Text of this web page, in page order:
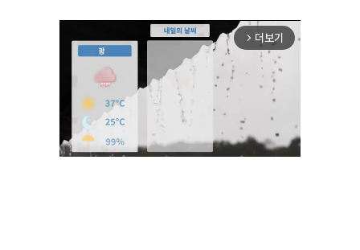
arrow_forward_ios 더보기